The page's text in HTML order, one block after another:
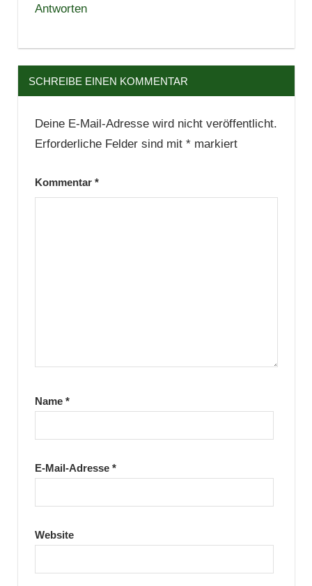
Antworten
SCHREIBE EINEN KOMMENTAR
Deine E-Mail-Adresse wird nicht veröffentlicht.
Erforderliche Felder sind mit *markiert
Kommentar *
Name *
E-Mail-Adresse *
Website